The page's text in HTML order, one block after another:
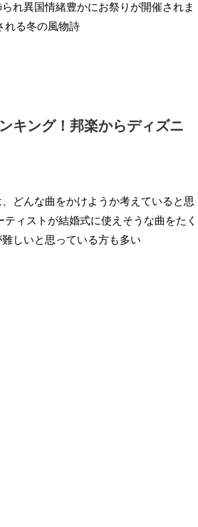
れ異国情緒豊かにお祭りが開催されま
れる冬の風物詩
キング！邦楽からディズニ
どんな曲をかけようか考えていると思
ィストが結婚式に使えそうな曲をたく
しいと思っている方も多い